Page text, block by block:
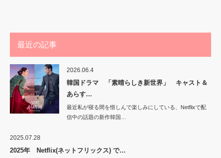
最近の記事
2026.06.4
韓国ドラマ 「素晴らしき新世界」 キャスト＆
あらす…
最近私が寝る間を惜しんで楽しみにしている、Netflixで配
信中の話題の新作韓国…
2025.07.28
2025年 Netflix(ネットフリックス) で…